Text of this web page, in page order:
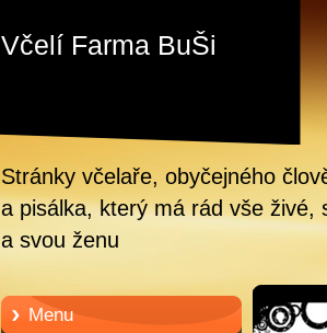
Včelí Farma BuŠi
Stránky včelaře, obyčejného
a pisálka, který má rád vše živé,
a svou ženu
Menu